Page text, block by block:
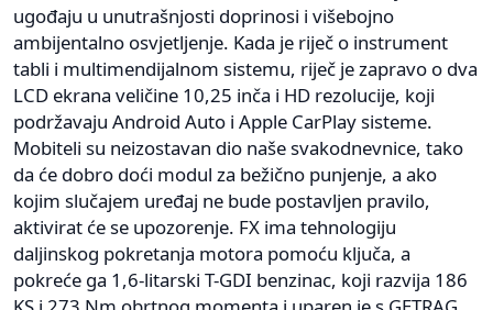
ugođaju u unutrašnjosti doprinosi i višebojno
ambijentalno osvjetljenje. Kada je riječ o instrument
tabli i multimendijalnom sistemu, riječ je zapravo o dva
LCD ekrana veličine 10,25 inča i HD rezolucije, koji
podržavaju Android Auto i Apple CarPlay sisteme.
Mobiteli su neizostavan dio naše svakodnevnice, tako
da će dobro doći modul za bežično punjenje, a ako
kojim slučajem uređaj ne bude postavljen pravilo,
aktivirat će se upozorenje. FX ima tehnologiju
daljinskog pokretanja motora pomoću ključa, a
pokreće ga 1,6-litarski T-GDI benzinac, koji razvija 186